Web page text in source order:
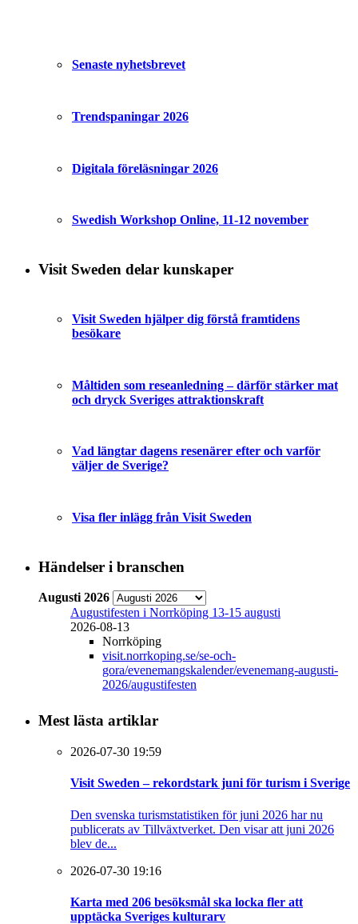
Senaste nyhetsbrevet
Trendspaningar 2026
Digitala föreläsningar 2026
Swedish Workshop Online, 11-12 november
Visit Sweden delar kunskaper
Visit Sweden hjälper dig förstå framtidens
besökare
Måltiden som reseanledning – därför stärker mat
och dryck Sveriges attraktionskraft
Vad längtar dagens resenärer efter och varför
väljer de Sverige?
Visa fler inlägg från Visit Sweden
Händelser i branschen
Augusti 2026
Augustifesten i Norrköping 13-15 augusti
2026-08-13
Norrköping
visit.norrkoping.se/se-och-
gora/evenemangskalender/evenemang-augusti-
2026/augustifesten
Mest lästa artiklar
2026-07-30 19:59
Visit Sweden – rekordstark juni för turism i Sverige
Den svenska turismstatistiken för juni 2026 har nu
publicerats av Tillväxtverket. Den visar att juni 2026
blev de...
2026-07-30 19:16
Karta med 206 besöksmål ska locka fler att
upptäcka Sveriges kulturarv